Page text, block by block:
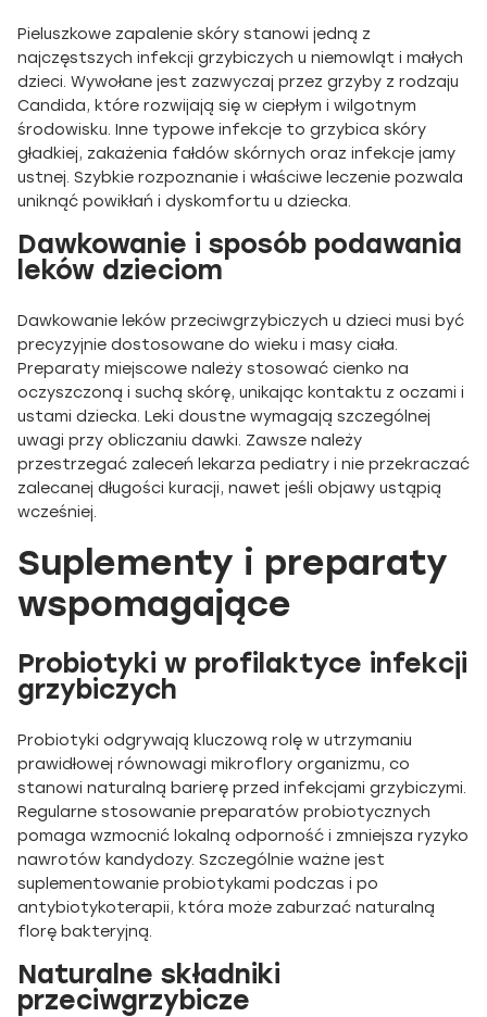
Pieluszkowe zapalenie skóry stanowi jedną z
najczęstszych infekcji grzybiczych u niemowląt i małych
dzieci. Wywołane jest zazwyczaj przez grzyby z rodzaju
Candida, które rozwijają się w ciepłym i wilgotnym
środowisku. Inne typowe infekcje to grzybica skóry
gładkiej, zakażenia fałdów skórnych oraz infekcje jamy
ustnej. Szybkie rozpoznanie i właściwe leczenie pozwala
uniknąć powikłań i dyskomfortu u dziecka.
Dawkowanie i sposób podawania
leków dzieciom
Dawkowanie leków przeciwgrzybiczych u dzieci musi być
precyzyjnie dostosowane do wieku i masy ciała.
Preparaty miejscowe należy stosować cienko na
oczyszczoną i suchą skórę, unikając kontaktu z oczami i
ustami dziecka. Leki doustne wymagają szczególnej
uwagi przy obliczaniu dawki. Zawsze należy
przestrzegać zaleceń lekarza pediatry i nie przekraczać
zalecanej długości kuracji, nawet jeśli objawy ustąpią
wcześniej.
Suplementy i preparaty
wspomagające
Probiotyki w profilaktyce infekcji
grzybiczych
Probiotyki odgrywają kluczową rolę w utrzymaniu
prawidłowej równowagi mikroflory organizmu, co
stanowi naturalną barierę przed infekcjami grzybiczymi.
Regularne stosowanie preparatów probiotycznych
pomaga wzmocnić lokalną odporność i zmniejsza ryzyko
nawrotów kandydozy. Szczególnie ważne jest
suplementowanie probiotykami podczas i po
antybiotykoterapii, która może zaburzać naturalną
florę bakteryjną.
Naturalne składniki
przeciwgrzybicze